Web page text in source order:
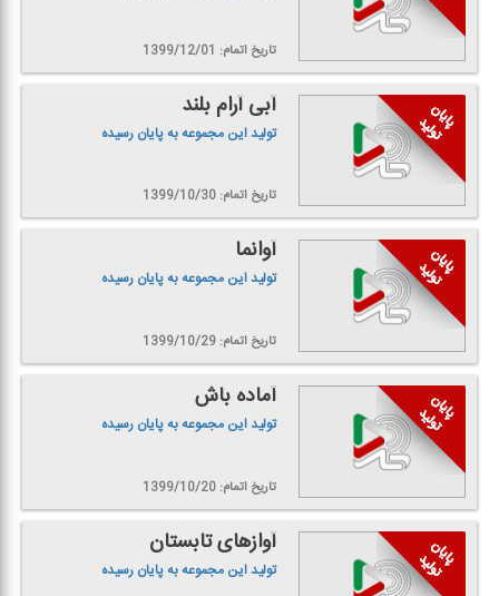
تاریخ اتمام: 1399/12/01
آبی آرام بلند
تولید این مجموعه به پایان رسیده
تاریخ اتمام: 1399/10/30
آوانما
تولید این مجموعه به پایان رسیده
تاریخ اتمام: 1399/10/29
آماده باش
تولید این مجموعه به پایان رسیده
تاریخ اتمام: 1399/10/20
آوازهای تابستان
تولید این مجموعه به پایان رسیده